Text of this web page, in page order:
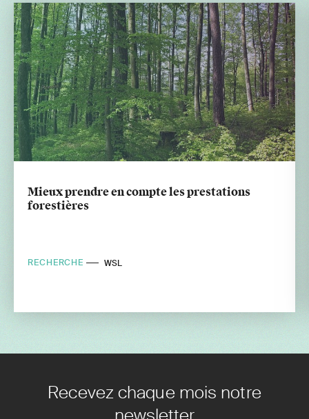
Mieux prendre en compte les prestations
forestières
RECHERCHE WSL
Recevez chaque mois notre